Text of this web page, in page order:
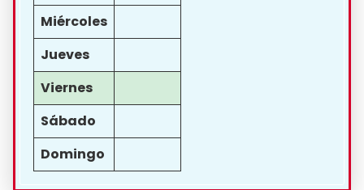
Miércoles
Jueves
Viernes
Sábado
Domingo